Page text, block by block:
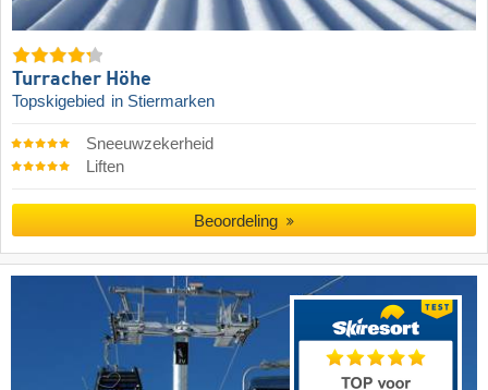
Turracher Höhe
Topskigebied in Stiermarken
Sneeuwzekerheid
Liften
Beoordeling